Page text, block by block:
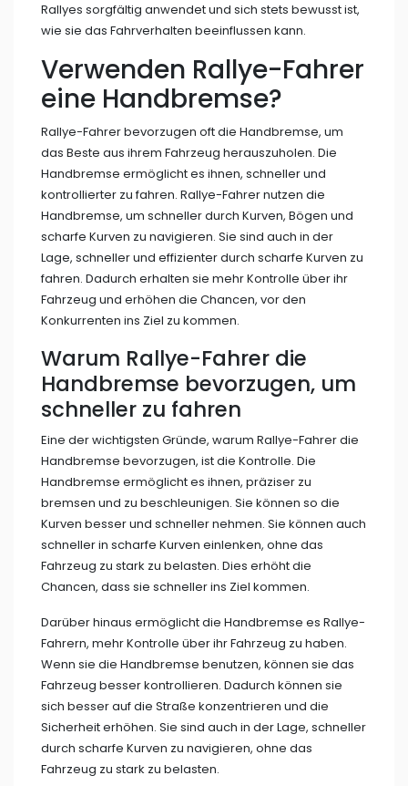
Rallyes sorgfältig anwendet und sich stets bewusst ist,
wie sie das Fahrverhalten beeinflussen kann.
Verwenden Rallye-Fahrer
eine Handbremse?
Rallye-Fahrer bevorzugen oft die Handbremse, um
das Beste aus ihrem Fahrzeug herauszuholen. Die
Handbremse ermöglicht es ihnen, schneller und
kontrollierter zu fahren. Rallye-Fahrer nutzen die
Handbremse, um schneller durch Kurven, Bögen und
scharfe Kurven zu navigieren. Sie sind auch in der
Lage, schneller und effizienter durch scharfe Kurven zu
fahren. Dadurch erhalten sie mehr Kontrolle über ihr
Fahrzeug und erhöhen die Chancen, vor den
Konkurrenten ins Ziel zu kommen.
Warum Rallye-Fahrer die
Handbremse bevorzugen, um
schneller zu fahren
Eine der wichtigsten Gründe, warum Rallye-Fahrer die
Handbremse bevorzugen, ist die Kontrolle. Die
Handbremse ermöglicht es ihnen, präziser zu
bremsen und zu beschleunigen. Sie können so die
Kurven besser und schneller nehmen. Sie können auch
schneller in scharfe Kurven einlenken, ohne das
Fahrzeug zu stark zu belasten. Dies erhöht die
Chancen, dass sie schneller ins Ziel kommen.
Darüber hinaus ermöglicht die Handbremse es Rallye-
Fahrern, mehr Kontrolle über ihr Fahrzeug zu haben.
Wenn sie die Handbremse benutzen, können sie das
Fahrzeug besser kontrollieren. Dadurch können sie
sich besser auf die Straße konzentrieren und die
Sicherheit erhöhen. Sie sind auch in der Lage, schneller
durch scharfe Kurven zu navigieren, ohne das
Fahrzeug zu stark zu belasten.